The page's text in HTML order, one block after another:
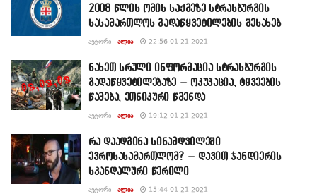
2008 წლის ომის საქმეზე სტრასბურგის
სასამართლოს გადაწყვეტილების შესახებ
ᲐᲕᲢᲝᲠᲘ - ᲐᲚᲘᲐ 22:56 01-21-2021
ნახეთ სრული ინფორმაცია სტრასბურგის
გადაწყვეტილებაზე – ოკუპაცია, ტყვეების
წამება, ეთნიკური წმენდა
ᲐᲕᲢᲝᲠᲘ - ᲐᲚᲘᲐ 19:12 01-21-2021
რა დაადგინა სინამდვილეში
ევროსასამართლომ? – დავით ჯანდიერის
სკანდალური წერილი
ᲐᲕᲢᲝᲠᲘ - ᲐᲚᲘᲐ 15:44 01-21-2021